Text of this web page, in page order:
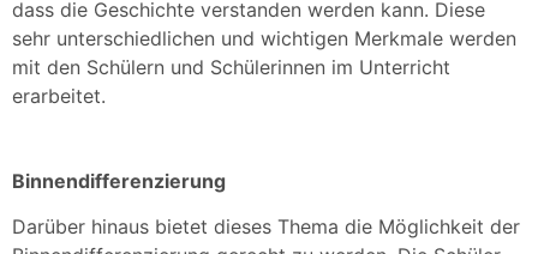
dass die Geschichte verstanden werden kann. Diese
sehr unterschiedlichen und wichtigen Merkmale werden
mit den Schülern und Schülerinnen im Unterricht
erarbeitet.
Binnendifferenzierung
Darüber hinaus bietet dieses Thema die Möglichkeit der